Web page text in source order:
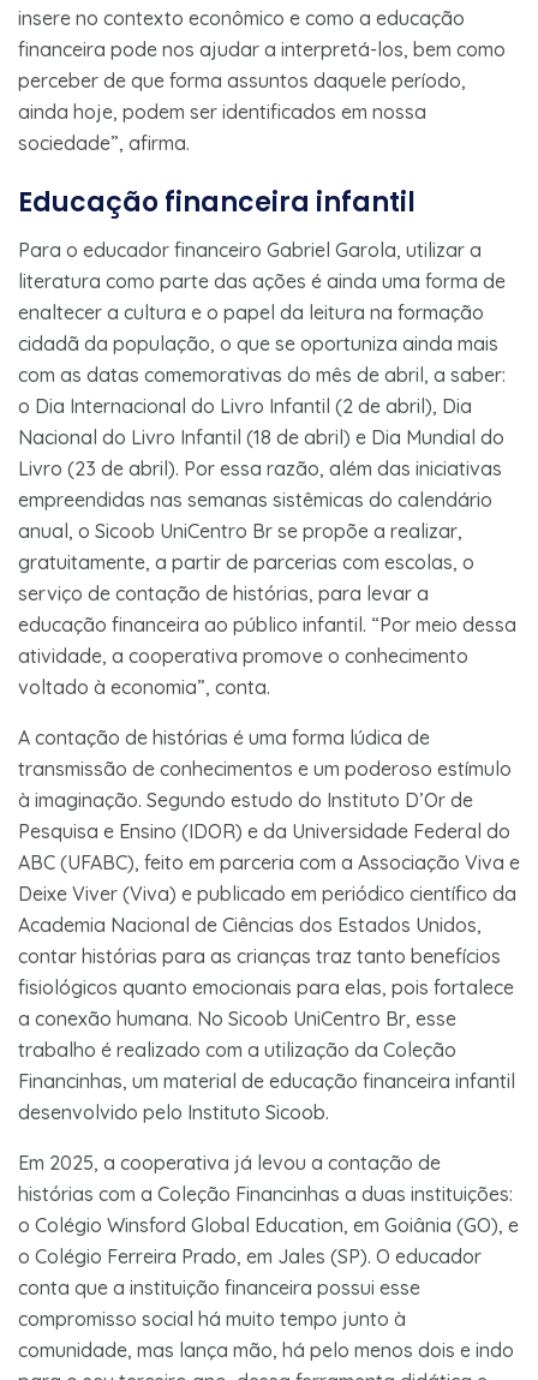
insere no contexto econômico e como a educação
financeira pode nos ajudar a interpretá-los, bem como
perceber de que forma assuntos daquele período,
ainda hoje, podem ser identificados em nossa
sociedade”, afirma.
Educação financeira infantil
Para o educador financeiro Gabriel Garola, utilizar a
literatura como parte das ações é ainda uma forma de
enaltecer a cultura e o papel da leitura na formação
cidadã da população, o que se oportuniza ainda mais
com as datas comemorativas do mês de abril, a saber:
o Dia Internacional do Livro Infantil (2 de abril), Dia
Nacional do Livro Infantil (18 de abril) e Dia Mundial do
Livro (23 de abril). Por essa razão, além das iniciativas
empreendidas nas semanas sistêmicas do calendário
anual, o Sicoob UniCentro Br se propõe a realizar,
gratuitamente, a partir de parcerias com escolas, o
serviço de contação de histórias, para levar a
educação financeira ao público infantil. “Por meio dessa
atividade, a cooperativa promove o conhecimento
voltado à economia”, conta.
A contação de histórias é uma forma lúdica de
transmissão de conhecimentos e um poderoso estímulo
à imaginação. Segundo estudo do Instituto D’Or de
Pesquisa e Ensino (IDOR) e da Universidade Federal do
ABC (UFABC), feito em parceria com a Associação Viva e
Deixe Viver (Viva) e publicado em periódico científico da
Academia Nacional de Ciências dos Estados Unidos,
contar histórias para as crianças traz tanto benefícios
fisiológicos quanto emocionais para elas, pois fortalece
a conexão humana. No Sicoob UniCentro Br, esse
trabalho é realizado com a utilização da Coleção
Financinhas, um material de educação financeira infantil
desenvolvido pelo Instituto Sicoob.
Em 2025, a cooperativa já levou a contação de
histórias com a Coleção Financinhas a duas instituições:
o Colégio Winsford Global Education, em Goiânia (GO), e
o Colégio Ferreira Prado, em Jales (SP). O educador
conta que a instituição financeira possui esse
compromisso social há muito tempo junto à
comunidade, mas lança mão, há pelo menos dois e indo